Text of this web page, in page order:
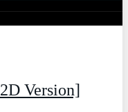
Version]